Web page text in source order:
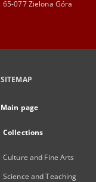
65-077 Zielona Góra
SITEMAP
Main page
Collections
Culture and Fine Arts
Science and Teaching